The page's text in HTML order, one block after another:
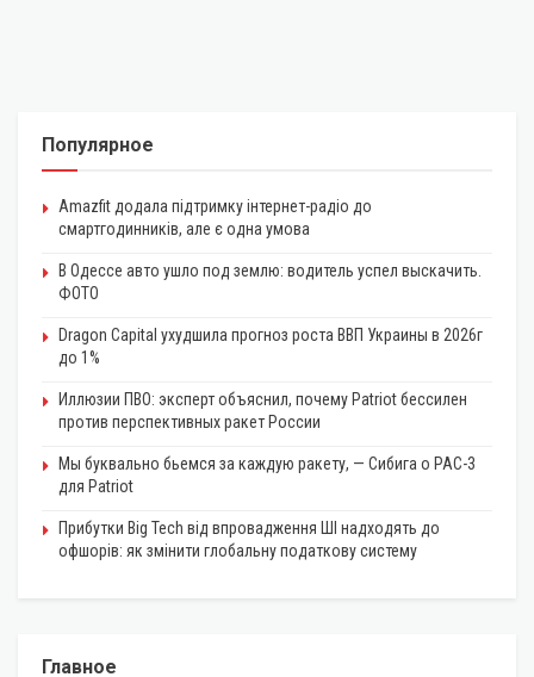
Популярное
Amazfit додала підтримку інтернет-радіо до
смартгодинників, але є одна умова
В Одессе авто ушло под землю: водитель успел выскачить.
ФОТО
Dragon Capital ухудшила прогноз роста ВВП Украины в 2026г
до 1%
Иллюзии ПВО: эксперт объяснил, почему Patriot бессилен
против перспективных ракет России
Мы буквально бьемся за каждую ракету, — Сибига о PAC-3
для Patriot
Прибутки Big Tech від впровадження ШІ надходять до
офшорів: як змінити глобальну податкову систему
Главное